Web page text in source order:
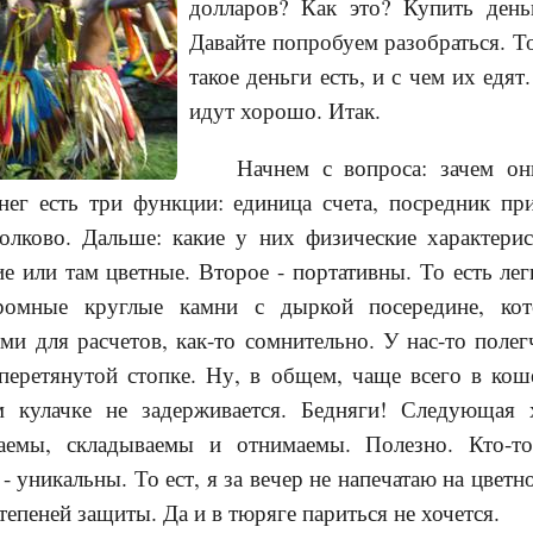
долларов? Как это? Купить
Давайте попробуем разобраться.
такое деньги есть, и с чем их
идут хорошо. Итак.
Начнем с вопроса: зачем
есть три функции: единица счета, посредник
Дальше: какие у них физические
или там цветные. Второе - портативны. То есть
круглые камни с дыркой посередине,
для расчетов, как-то сомнительно. У нас-то
стопке. Ну, в общем, чаще всего в
не задерживается. Бедняги! Следующая
складываемы и отнимаемы. Полезно. Кто-
уникальны. То ест, я за вечер не напечатаю на
защиты. Да и в тюряге париться не хочется.